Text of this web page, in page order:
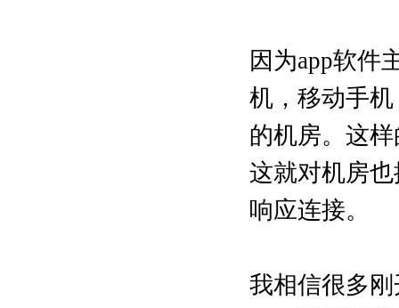
因为app软件
机，移动手
的机房。这
这就对机房
响应连接。
我相信很多